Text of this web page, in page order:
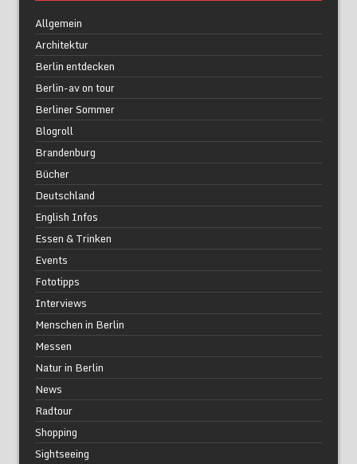
Allgemein
Architektur
Berlin entdecken
Berlin-av on tour
Berliner Sommer
Blogroll
Brandenburg
Bücher
Deutschland
English Infos
Essen & Trinken
Events
Fototipps
Interviews
Menschen in Berlin
Messen
Natur in Berlin
News
Radtour
Shopping
Sightseeing